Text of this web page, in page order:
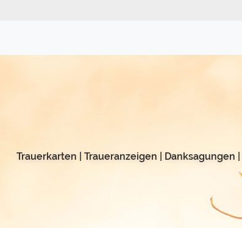
Trauerkarten Traueranzeigen Danksagungen